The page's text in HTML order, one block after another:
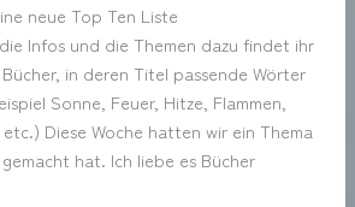
neue Top Ten Liste
Infos und die Themen dazu findet ihr
in deren Titel passende Wörter
Sonne, Feuer, Hitze, Flammen,
Diese Woche hatten wir ein Thema
hat. Ich liebe es Bücher